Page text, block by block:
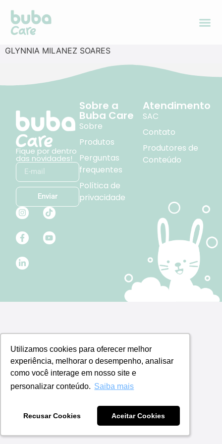
Utilizamos cookies para oferecer melhor
experiência, melhorar o desempenho, analisar
como você interage em nosso site e
personalizar conteúdo. Saiba mais
Recusar Cookies Aceitar Cookies
Utilizamos cookies para oferecer melhor
experiência, melhorar o desempenho, analisar
como você interage em nosso site e
personalizar conteúdo. Saiba mais
Recusar Cookies Aceitar Cookies
GLYNNIA MILANEZ SOARES
Fique por dentro
das novidades!
Enviar
Sobre a
Buba Care
Sobre
Produtos
Perguntas
frequentes
Política de
privacidade
Atendimento
SAC
Contato
Produtores de
Conteúdo